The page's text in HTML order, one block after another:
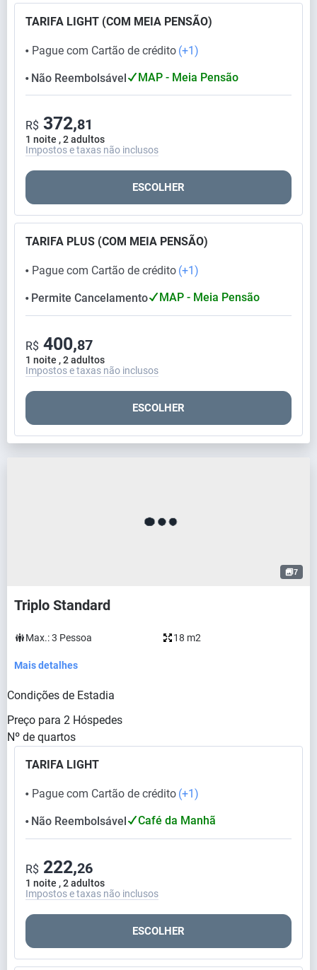
TARIFA LIGHT (COM MEIA PENSÃO)
⬤ Pague com Cartão de crédito (+1)
⬤ Não Reembolsável MAP - Meia Pensão
1 noite , 2 adultos
R$ 372,81
Impostos e taxas não inclusos
ESCOLHER
TARIFA PLUS (COM MEIA PENSÃO)
⬤ Pague com Cartão de crédito (+1)
⬤ Permite Cancelamento MAP - Meia Pensão
1 noite , 2 adultos
R$ 400,87
Impostos e taxas não inclusos
ESCOLHER
7
Triplo Standard
Max.:3 Pessoa 18 m2
Mais detalhes
Condições de Estadia
Preço para 2 Hóspedes
Nº de quartos
TARIFA LIGHT
⬤ Pague com Cartão de crédito (+1)
⬤ Não Reembolsável Café da Manhã
1 noite , 2 adultos
R$ 222,26
Impostos e taxas não inclusos
ESCOLHER